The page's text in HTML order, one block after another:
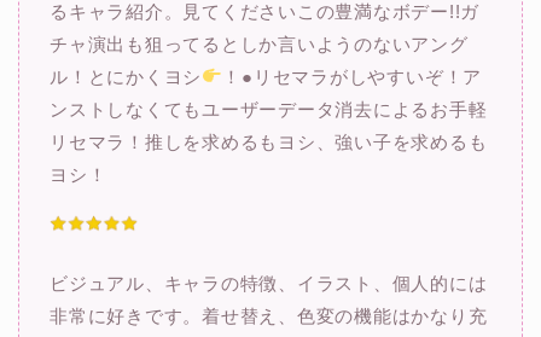
るキャラ紹介。見てくださいこの豊満なボデー!!ガ
チャ演出も狙ってるとしか言いようのないアング
ル！とにかくヨシ
！●リセマラがしやすいぞ！ア
ンストしなくてもユーザーデータ消去によるお手軽
リセマラ！推しを求めるもヨシ、強い子を求めるも
ヨシ！
ビジュアル、キャラの特徴、イラスト、個人的には
非常に好きです。着せ替え、色変の機能はかなり充